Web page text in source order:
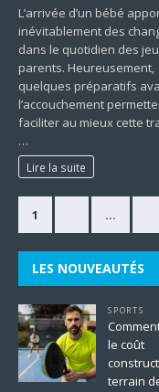
L’arrivée d’un bébé
inévitablement des
dans le quotidien des
parents. Heureusement,
quelques préparatifs
l’accouchement
faciliter au mieux cette
…
Lire la suite
1 …
LES NOUVEAUTÉS
SPORTS
le coût
terrain